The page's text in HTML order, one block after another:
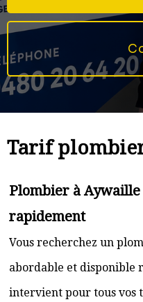
Tarif
Plombier à
rapidement
Vous recherchez un
abordable et disponible
intervient pour tous vos